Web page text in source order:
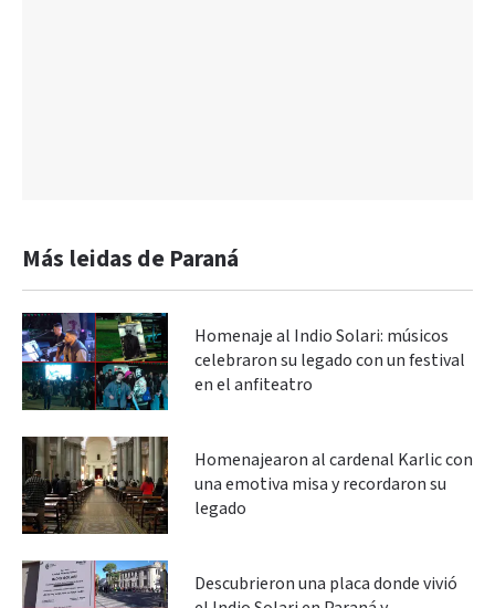
Más leidas de Paraná
Homenaje al Indio Solari: músicos
celebraron su legado con un festival
en el anfiteatro
Homenajearon al cardenal Karlic con
una emotiva misa y recordaron su
legado
Descubrieron una placa donde vivió